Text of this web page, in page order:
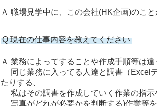
Ａ 職場見学中に、この会社(HK企画)のこと
Q 現在の仕事内容を教えてください
Ａ 業務によってすることや作成手順等は違
同じ業務に入ってる人達と調書（Excel
たりする、
私はその調書を作成していく作業の指示
写真がどれが必要かを判断する)作業等を